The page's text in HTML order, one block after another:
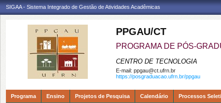
SIGAA - Sistema Integrado de Gestão de Atividades Acadêmicas
PPGAU/CT
PROGRAMA DE PÓS-
CENTRO DE TECNOLOGIA
E-mail: ppgau@ct.ufrn.br
https://posgraduacao.ufrn.br/ppgau
Programa Ensino Projetos de Pesquisa Calendário Processos